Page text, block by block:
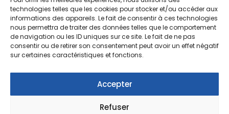
technologies telles que les cookies pour stocker et/ou accéder aux
informations des appareils. Le fait de consentir à ces technologies
nous permettra de traiter des données telles que le comportement
de navigation ou les ID uniques sur ce site. Le fait de ne pas
consentir ou de retirer son consentement peut avoir un effet négatif
sur certaines caractéristiques et fonctions.
Accepter
Refuser
Nouvelles collections, vie de l’équipe ou
inspirations : soyez informés de nos dernières
actualités.
© Copyright Fonction Meuble